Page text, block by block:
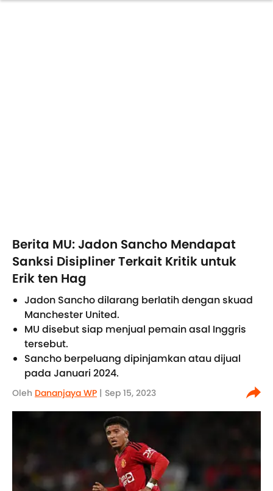
Berita MU: Jadon Sancho Mendapat
Sanksi Disipliner Terkait Kritik untuk
Erik ten Hag
Jadon Sancho dilarang berlatih dengan skuad
Manchester United.
MU disebut siap menjual pemain asal Inggris
tersebut.
Sancho berpeluang dipinjamkan atau dijual
pada Januari 2024.
Oleh Dananjaya WP | Sep 15, 2023